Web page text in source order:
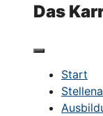
Das
Start